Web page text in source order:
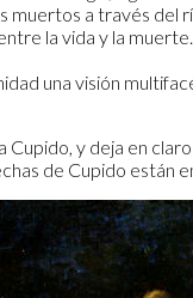
muertos a través del
la vida y la muerte.
una visión
Cupido, y deja en
de Cupido están